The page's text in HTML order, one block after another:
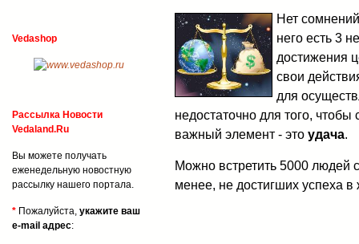
Нет
него есть 3
достижения
свои
для
недостаточно для того,
важный элемент - это удача.
Можно встретить 5000 людей
менее, не достигших успеха в
Vedashop
Рассылка Новости
Vedaland.Ru
Вы можете получать
еженедельную новостную
рассылку нашего портала.
* Пожалуйста, укажите ваш
e-mail адрес: